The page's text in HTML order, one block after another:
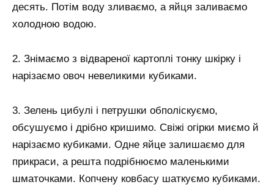
десять. Потім воду зливаємо, а яйця заливаємо
холодною водою.
2. Знімаємо з відвареної картоплі тонку шкірку і
нарізаємо овоч невеликими кубиками.
3. Зелень цибулі і петрушки обполіскуємо,
обсушуємо і дрібно кришимо. Свіжі огірки миємо й
нарізаємо кубиками. Одне яйце залишаємо для
прикраси, а решта подрібнюємо маленькими
шматочками. Копчену ковбасу шаткуємо кубиками.